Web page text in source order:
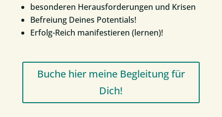
besonderen Herausforderungen und Krisen
Befreiung Deines Potentials!
Erfolg-Reich manifestieren (lernen)!
Buche hier meine Begleitung für
Dich!